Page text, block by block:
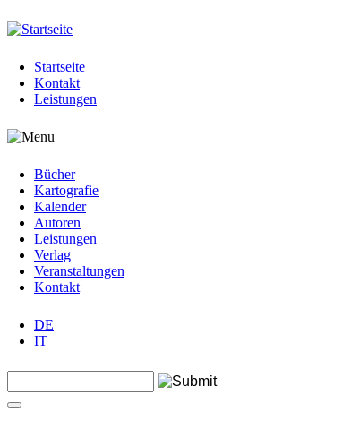
Jump to navigation
Startseite
Kontakt
Leistungen
Bücher
Kartografie
Kalender
Autoren
Leistungen
Verlag
Veranstaltungen
Kontakt
DE
IT
Suchformular